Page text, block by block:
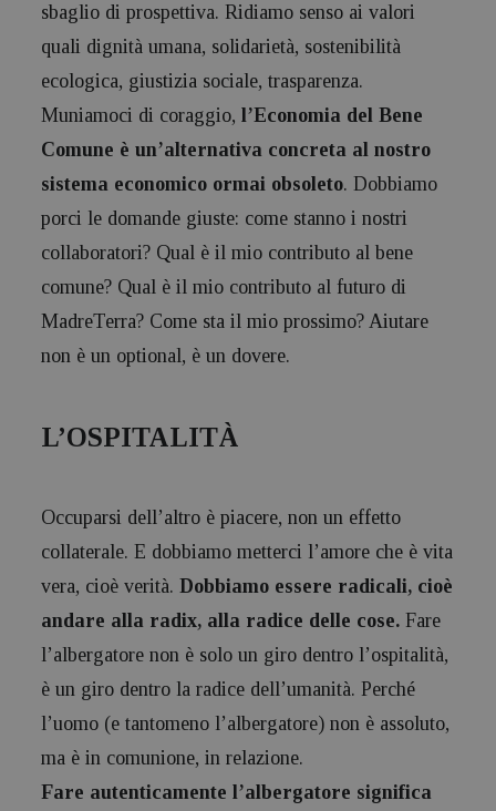
sbaglio di prospettiva. Ridiamo senso ai valori
quali dignità umana, solidarietà, sostenibilità
ecologica, giustizia sociale, trasparenza.
Muniamoci di coraggio, l’Economia del Bene
Comune è un’alternativa concreta al nostro
sistema economico ormai obsoleto. Dobbiamo
porci le domande giuste: come stanno i nostri
collaboratori? Qual è il mio contributo al bene
comune? Qual è il mio contributo al futuro di
MadreTerra? Come sta il mio prossimo? Aiutare
non è un optional, è un dovere.
L’OSPITALITÀ
Occuparsi dell’altro è piacere, non un effetto
collaterale. E dobbiamo metterci l’amore che è vita
vera, cioè verità. Dobbiamo essere radicali, cioè
andare alla radix, alla radice delle cose. Fare
l’albergatore non è solo un giro dentro l’ospitalità,
è un giro dentro la radice dell’umanità. Perché
l’uomo (e tantomeno l’albergatore) non è assoluto,
ma è in comunione, in relazione.
Fare autenticamente l’albergatore significa